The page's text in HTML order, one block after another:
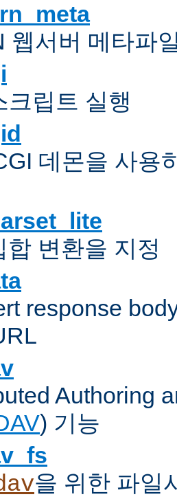
웹서버 메타파
크립트 실행
데몬을 사용
합 변환을 지정
response
Authoring
) 기능
을 위한 파일